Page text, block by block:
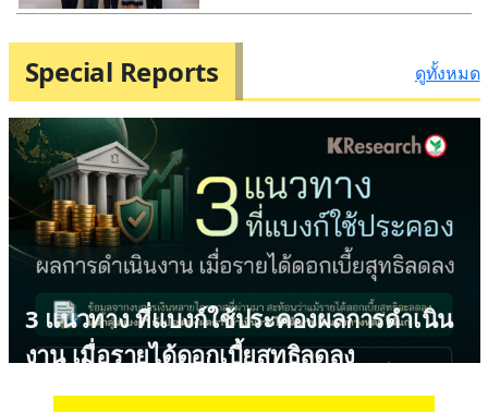
แผนสืบทอดกิจการที่ชัดเจน
Special Reports ดูทั้งหมด
เมกะเทรนด์อาเซียนกำลังเปลี่ยนโลกการ